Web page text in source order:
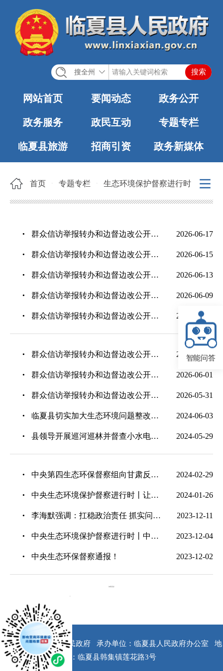
搜全州
网站首页 要闻动态 政务公开
政务服务 政民互动 专题专栏
临夏县旅游 招商引资 政务新媒体
首页 专题专栏 生态环境保护督察进行时
群众信访举报转办和边督边改公开情况一览表 2026-06-17
群众信访举报转办和边督边改公开情况一览表 2026-06-15
群众信访举报转办和边督边改公开情况一览表 2026-06-13
群众信访举报转办和边督边改公开情况一览表 2026-06-09
群众信访举报转办和边督边改公开情况一览表 2026-06-03
群众信访举报转办和边督边改公开情况一览表 2026-06-02
群众信访举报转办和边督边改公开情况一览表 2026-06-01
群众信访举报转办和边督边改公开情况一览表 2026-05-31
临夏县切实加大生态环境问题整改工作 2024-06-03
县领导开展巡河巡林并督查小水电整治工作 2024-05-29
中央第四生态环保督察组向甘肃反馈督察情况 2024-02-29
中央生态环境保护督察进行时丨让群众从“举报人”变成“监督员”——中央第四生态环境保护督察组实地督察整改情况侧记 2024-01-26
李海默强调：扛稳政治责任 抓实问题整改 坚决筑牢黄河上游生态安全屏障 2023-12-11
中央生态环境保护督察进行时丨中央第四生态环境保护督察组向甘肃省交办第十一批群众举报件 2023-12-04
中央生态环保督察通报！ 2023-12-02
加载更多
版权所有：临夏县人民政府 承办单位：临夏县人民政府办公室
地
址：临夏县韩集镇莲花路3号
x
智能问答